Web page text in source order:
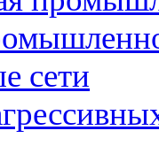
сети